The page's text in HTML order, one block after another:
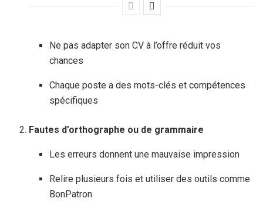
Ne pas adapter son CV à l’offre réduit vos
chances
Chaque poste a des mots-clés et compétences
spécifiques
Fautes d’orthographe ou de grammaire
Les erreurs donnent une mauvaise impression
Relire plusieurs fois et utiliser des outils comme
BonPatron